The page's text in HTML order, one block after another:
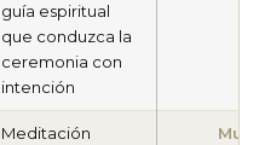
guía espiritual
que conduzca la
ceremonia con
intención
Meditación
Muy